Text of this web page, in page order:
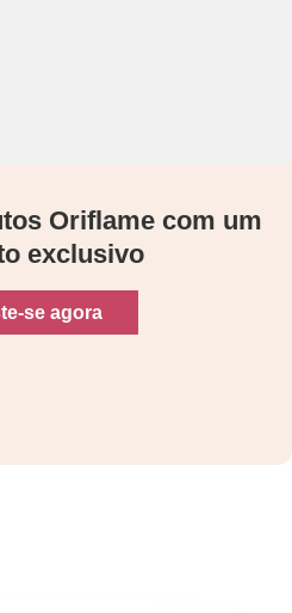
Oriflame com um
exclusivo
se agora